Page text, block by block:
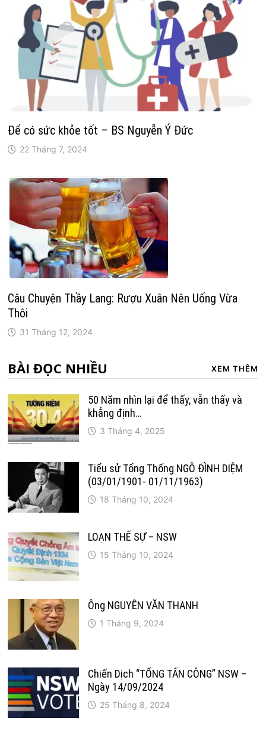
Để có sức khỏe tốt – BS Nguyễn Ý Ðức
22 Tháng 7, 2024
Câu Chuyện Thầy Lang: Rượu Xuân Nên Uống Vừa
Thôi
31 Tháng 12, 2024
BÀI ĐỌC NHIỀU XEM THÊM
50 Năm nhìn lại để thấy, vẫn thấy và
khẳng định…
3 Tháng 4, 2025
Tiểu sử Tổng Thống NGÔ ĐÌNH DIỆM
(03/01/1901- 01/11/1963)
18 Tháng 10, 2024
LOẠN THẾ SỰ – NSW
15 Tháng 10, 2024
Ông NGUYỄN VĂN THANH
1 Tháng 9, 2024
Chiến Dịch “TỔNG TẤN CÔNG” NSW –
Ngày 14/09/2024
25 Tháng 8, 2024